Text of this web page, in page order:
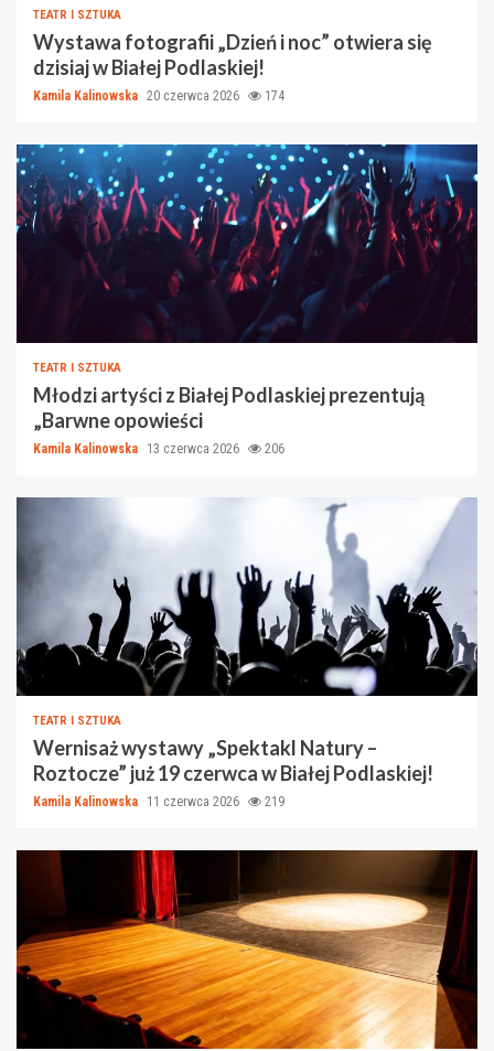
TEATR I SZTUKA
Wystawa fotografii „Dzień i noc” otwiera się
dzisiaj w Białej Podlaskiej!
Kamila Kalinowska 20 czerwca 2026 174
TEATR I SZTUKA
Młodzi artyści z Białej Podlaskiej prezentują
„Barwne opowieści
Kamila Kalinowska 13 czerwca 2026 206
TEATR I SZTUKA
Wernisaż wystawy „Spektakl Natury –
Roztocze” już 19 czerwca w Białej Podlaskiej!
Kamila Kalinowska 11 czerwca 2026 219